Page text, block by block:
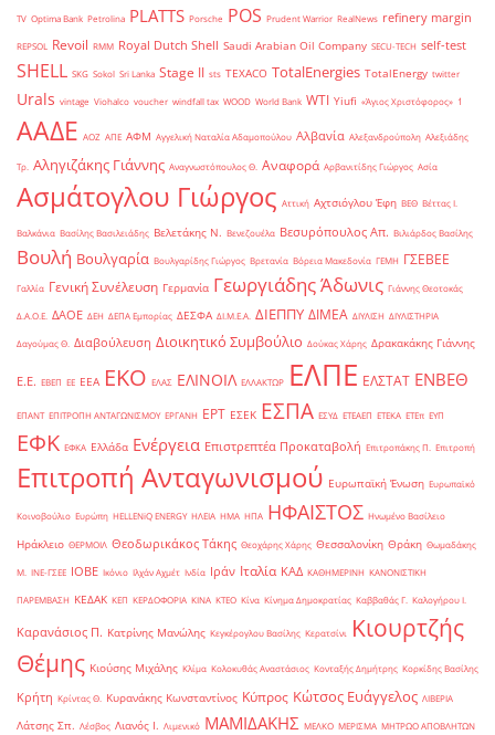
TV Optima Bank Petrolina PLATTS Porsche POS Prudent Warrior RealNews refinery margin
REPSOL Revoil RMM Royal Dutch Shell Saudi Arabian Oil Company SECU-TECH self-test
SHELL SKG Sokol Sri Lanka Stage II sts TEXACO TotalEnergies TotalEnergy twitter
Urals vintage Viohalco voucher windfall tax WOOD World Bank WTI Yiufi «Άγιος Χριστόφορος» ΄1
ΑΑΔΕ ΑΟΖ ΑΠΕ ΑΦΜ Αγγελική Ναταλία Αδαμοπούλου Αλβανία Αλεξανδρούπολη Αλεξιάδης
Τρ. Αληγιζάκης Γιάννης Αναγνωστόπουλος Θ. Αναφορά Αρβανιτίδης Γιώργος Ασία
Ασμάτογλου Γιώργος Αττική Αχτσιόγλου Έφη ΒΕΘ Βέττας Ι.
Βαλκάνια Βασίλης Βασιλειάδης Βελετάκης Ν. Βενεζουέλα Βεσυρόπουλος Απ. Βιλιάρδος Βασίλης
Βουλή Βουλγαρία Βουλγαρίδης Γιώργος Βρετανία Βόρεια Μακεδονία ΓΕΜΗ ΓΣΕΒΕΕ
Γαλλία Γενική Συνέλευση Γερμανία Γεωργιάδης Άδωνις Γιάννης Θεοτοκάς
Δ.Α.Ο.Ε. ΔΑΟΕ ΔΕΗ ΔΕΠΑ Εμπορίας ΔΕΣΦΑ ΔΙ.Μ.Ε.Α. ΔΙΕΠΠΥ ΔΙΜΕΑ ΔΙΥΛΙΣΗ ΔΙΥΛΙΣΤΗΡΙΑ
Δαγούμας Θ. Διαβούλευση Διοικητικό Συμβούλιο Δούκας Χάρης Δρακακάκης Γιάννης
Ε.Ε. ΕΒΕΠ ΕΕ ΕΕΑ ΕΚΟ ΕΛΑΣ ΕΛΙΝΟΙΛ ΕΛΛΑΚΤΩΡ ΕΛΠΕ ΕΛΣΤΑΤ ΕΝΒΕΘ
ΕΠΑΝΤ ΕΠΙΤΡΟΠΗ ΑΝΤΑΓΩΝΙΣΜΟΥ ΕΡΓΑΝΗ ΕΡΤ ΕΣΕΚ ΕΣΠΑ ΕΣΥΔ ΕΤΕΑΕΠ ΕΤΕΚΑ ΕΤΕπ ΕΥΠ
ΕΦΚ ΕΦΚΑ Ελλάδα Ενέργεια Επιστρεπτέα Προκαταβολή Επιτροπάκης Π. Επιτροπή
Επιτροπή Ανταγωνισμού Ευρωπαϊκή Ένωση Ευρωπαϊκό
Κοινοβούλιο Ευρώπη ΗELLENiQ ENERGY ΗΛΕΙΑ ΗΜΑ ΗΠΑ ΗΦΑΙΣΤΟΣ Ηνωμένο Βασίλειο
Ηράκλειο ΘΕΡΜΟΙΛ Θεοδωρικάκος Τάκης Θεοχάρης Χάρης Θεσσαλονίκη Θράκη Θωμαδάκης
Μ. ΙΝΕ-ΓΣΕΕ ΙΟΒΕ Ικόνιο Ιλχάν Αχμέτ Ινδία Ιράν Ιταλία ΚΑΔ ΚΑΘΗΜΕΡΙΝΗ ΚΑΝΟΝΙΣΤΙΚΗ
ΠΑΡΕΜΒΑΣΗ ΚΕΔΑΚ ΚΕΠ ΚΕΡΔΟΦΟΡΙΑ ΚΙΝΑ ΚΤΕΟ Κίνα Κίνημα Δημοκρατίας Καββαθάς Γ. Καλογήρου Ι.
Καρανάσιος Π. Κατρίνης Μανώλης Κεγκέρογλου Βασίλης Κερατσίνι
Κιουρτζής
Θέμης Κιούσης Μιχάλης Κλίμα Κολοκυθάς Αναστάσιος Κονταξής Δημήτρης Κορκίδης Βασίλης
Κρήτη Κρίντας Θ. Κυρανάκης Κωνσταντίνος Κύπρος Κώτσος Ευάγγελος ΛΙΒΕΡΙΑ
Λάτσης Σπ. Λέσβος Λιανός Ι. Λιμενικό ΜΑΜΙΔΑΚΗΣ ΜΕΛΚΟ ΜΕΡΙΣΜΑ ΜΗΤΡΩΟ ΑΠΟΒΛΗΤΩΝ